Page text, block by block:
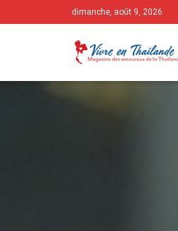
dimanche, août 9, 2026